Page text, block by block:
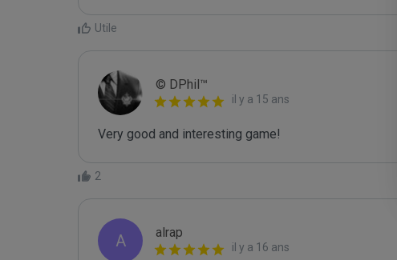
Utile
© DPhil™
il y a 15 ans
Very good and interesting game!
2
A alrap
il y a 16 ans